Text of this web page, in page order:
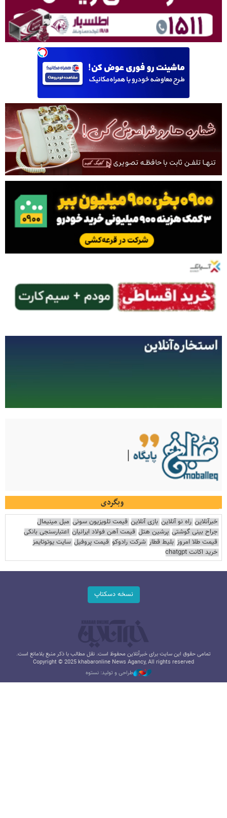
وبگردی
خبرآنلاین راه نو آنلاین بازی آنلاین قیمت تلویزیون سونی مبل مینیمال
جراح بینی گوشتی پرشین هتل قیمت آهن فولاد ایرانیان اعتبارسنجی بانکی
قیمت طلا امروز بلیط قطار شرکت رادوکو قیمت پروفیل سایت یوتوتایمز
خرید اکانت chatgpt
نسخه دسکتاپ
تمامی حقوق این سایت برای خبرآنلاین محفوظ است. نقل مطالب با ذکر منبع بلامانع است.
Copyright © 2025 khabaronline News Agancy, All rights reserved
طراحی و تولید: نستوه